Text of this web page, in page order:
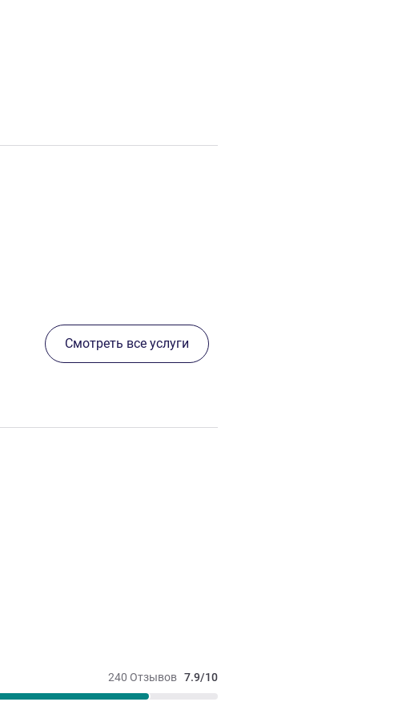
Смотреть все услуги
240 Отзывов 7.9/10